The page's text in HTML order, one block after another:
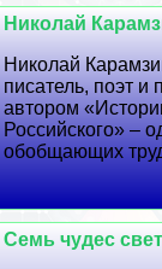
Николай
Николай
писатель, поэт и
автором
Российского» –
обобщающих
Семь чудес